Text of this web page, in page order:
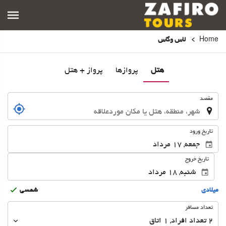
Home لاس وگاس
هتل پروازها پرواز + هتل
مقصد
تاریخ ورود
تاریخ خروج
ميلادى شمسى
تعداد
تعداد مسافر
2 تعداد افراد ,
1 اتاق